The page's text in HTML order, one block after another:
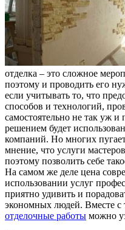
отделка – это сложное
поэтому и проводить его
если учитывать то, что
способов и технологий,
самостоятельно не так уж
решением будет
компаний. Но многих
мнение, что услуги
поэтому позволить себе
На самом же деле цена
использовании услуг
приятно удивить и
экономных людей. Вместе с
отделочные работы можно